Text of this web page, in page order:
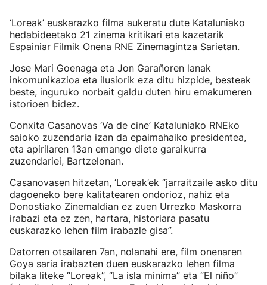
‘Loreak’ euskarazko filma aukeratu dute Kataluniako
hedabideetako 21 zinema kritikari eta kazetarik
Espainiar Filmik Onena RNE Zinemagintza Sarietan.
Jose Mari Goenaga eta Jon Garañoren lanak
inkomunikazioa eta ilusiorik eza ditu hizpide, besteak
beste, inguruko norbait galdu duten hiru emakumeren
istorioen bidez.
Conxita Casanovas ‘Va de cine’ Kataluniako RNEko
saioko zuzendaria izan da epaimahaiko presidentea,
eta apirilaren 13an emango diete garaikurra
zuzendariei, Bartzelonan.
Casanovasen hitzetan, ‘Loreak’ek “jarraitzaile asko ditu
dagoeneko bere kalitatearen ondorioz, nahiz eta
Donostiako Zinemaldian ez zuen Urrezko Maskorra
irabazi eta ez zen, hartara, historiara pasatu
euskarazko lehen film irabazle gisa”.
Datorren otsailaren 7an, nolanahi ere, film onenaren
Goya saria irabazten duen euskarazko lehen filma
bilaka liteke “Loreak”, “La isla minima” eta “El niño”